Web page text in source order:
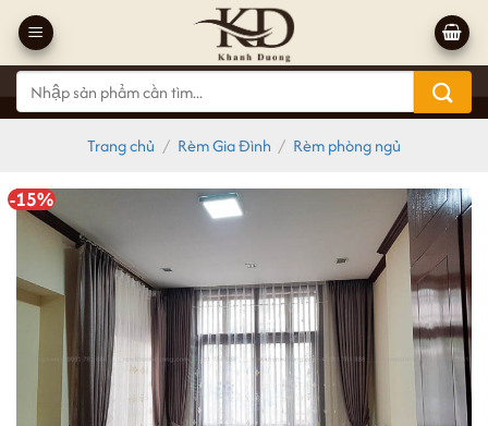
qua
nội
dung
Tìm
kiếm:
Trang chủ / Rèm Gia Đình / Rèm phòng ngủ
-15%